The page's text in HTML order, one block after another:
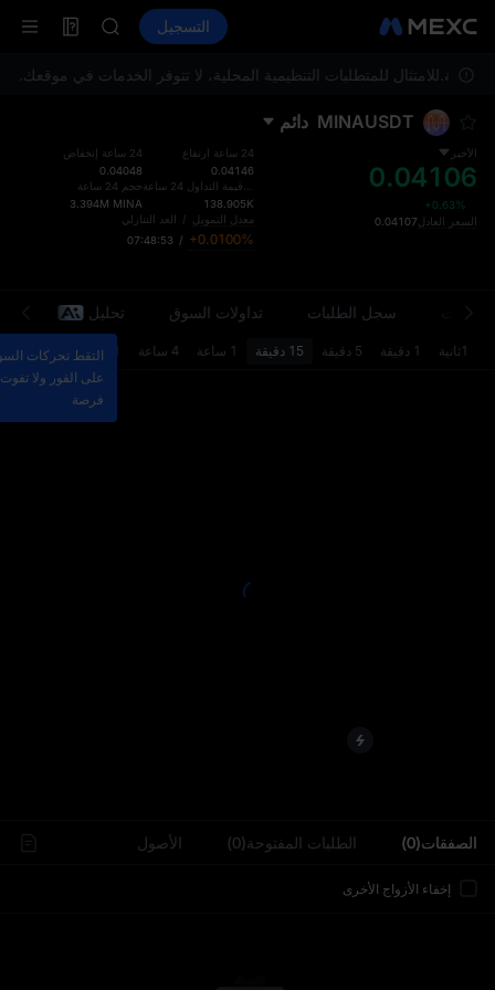
TradFi معلومات الأحداث التسجيل
HFT
UNITREE
ACE
HFT
SPCX
أسئلة. للامتثال للمتطلبات التنظيمية المحلية، لا تتوفر الخدمات في
MINAUSDT دائم
الأخير
0.04106
+0.63%
السعر العادل 0.04107
24 ساعة ارتفاع
0.04146
138.905K
24 ساعة إنخفاض
0.04048
حجم 24 ساعة
3.394M MINA
معدل التمويل
/ العد التنازلي
+0.0100%
/
07:48:53
الصفقات(0) الطلبات المفتوحة(0) الأصول
إخفاء الأزواج الأخرى
سجل الطلبات تداولات السوق تحليل
1ثانية 1 دقيقة 5 دقيقة 15 دقيقة 1 ساعة 4 ساعة
التقط تحركات
على الفور ولا
فرصة